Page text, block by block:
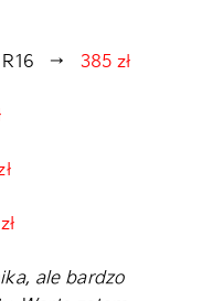
R16 → 385 zł
ale bardzo